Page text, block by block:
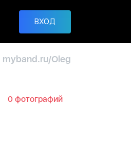
ВХОД
myband.ru/Oleg
0 фотографий